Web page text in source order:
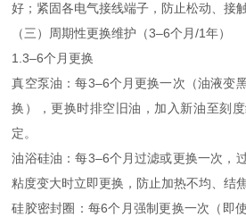
好；紧固各电气接线端子，防止松动、接
（三）周期性更换维护（3–6个月/1年）
1.3–6个月更换
真空泵油：每3–6个月更换一次（油液变
换），更换时排空旧油，加入新油至刻
定。
油浴硅油：每3–6个月过滤或更换一次，
粘度变大时立即更换，防止加热不均、结
硅胶密封圈：每6个月强制更换一次（即